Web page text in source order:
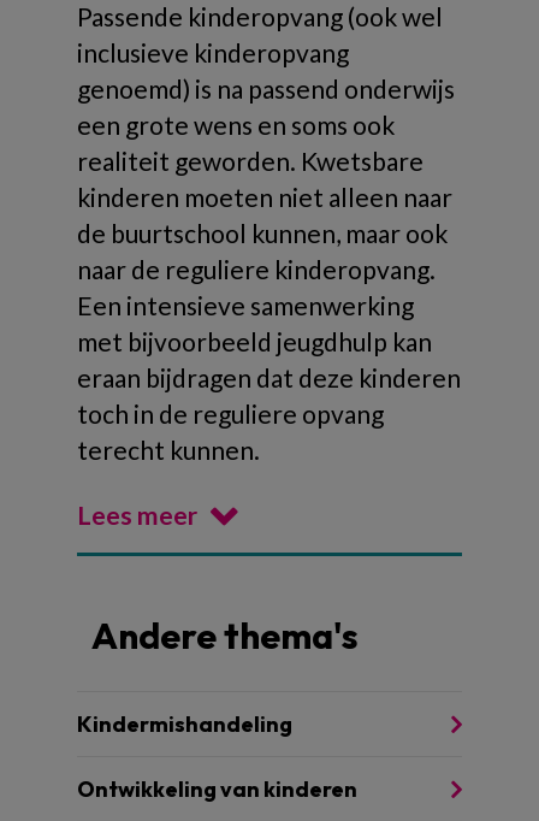
Passende kinderopvang (ook wel
inclusieve kinderopvang
genoemd) is na passend onderwijs
een grote wens en soms ook
realiteit geworden. Kwetsbare
kinderen moeten niet alleen naar
de buurtschool kunnen, maar ook
naar de reguliere kinderopvang.
Een intensieve samenwerking
met bijvoorbeeld jeugdhulp kan
eraan bijdragen dat deze kinderen
toch in de reguliere opvang
terecht kunnen.
Lees meer
Andere thema's
Kindermishandeling
Ontwikkeling van kinderen